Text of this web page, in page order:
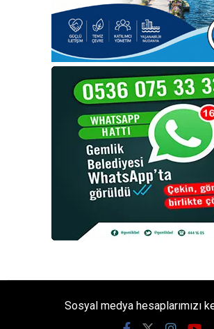
Sosyal medya hesaplarımızı